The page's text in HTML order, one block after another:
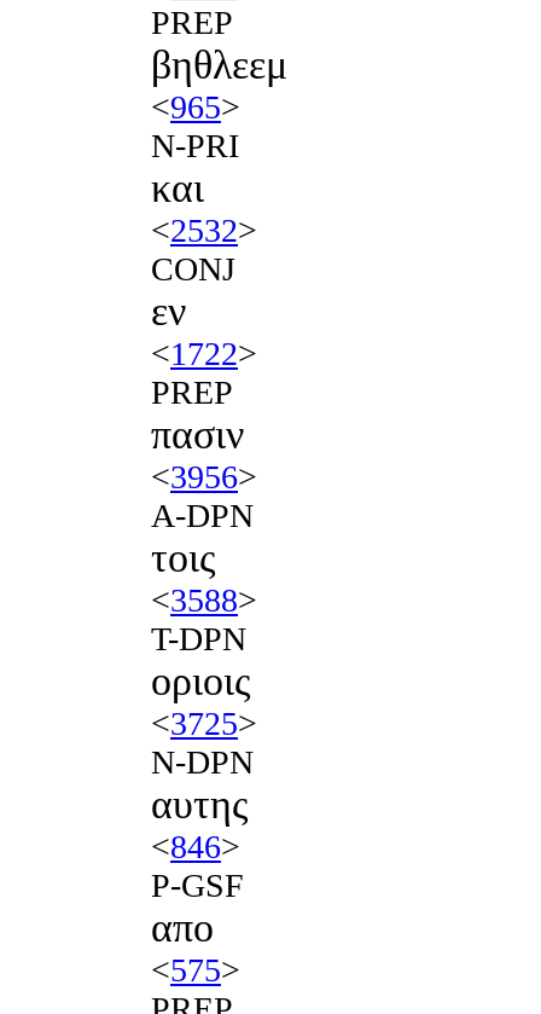
PREP
βηθλεεμ
<965>
N-PRI
και
<2532>
CONJ
εν
<1722>
PREP
πασιν
<3956>
A-DPN
τοις
<3588>
T-DPN
οριοις
<3725>
N-DPN
αυτης
<846>
P-GSF
απο
<575>